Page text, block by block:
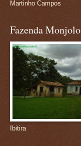
Martinho Campos
Fazenda Monjolo
Ibitira